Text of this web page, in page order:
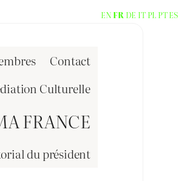
Contact
Culturelle
FRANCE
du président
EN FR DE IT PL PTES